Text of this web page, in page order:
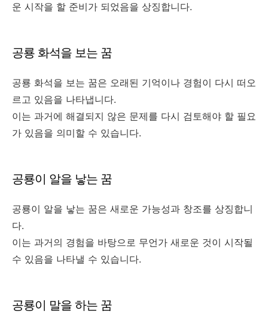
운 시작을 할 준비가 되었음을 상징합니다.
공룡 화석을 보는 꿈
공룡 화석을 보는 꿈은 오래된 기억이나 경험이 다시 떠오
르고 있음을 나타냅니다.
이는 과거에 해결되지 않은 문제를 다시 검토해야 할 필요
가 있음을 의미할 수 있습니다.
공룡이 알을 낳는 꿈
공룡이 알을 낳는 꿈은 새로운 가능성과 창조를 상징합니
다.
이는 과거의 경험을 바탕으로 무언가 새로운 것이 시작될
수 있음을 나타낼 수 있습니다.
공룡이 말을 하는 꿈